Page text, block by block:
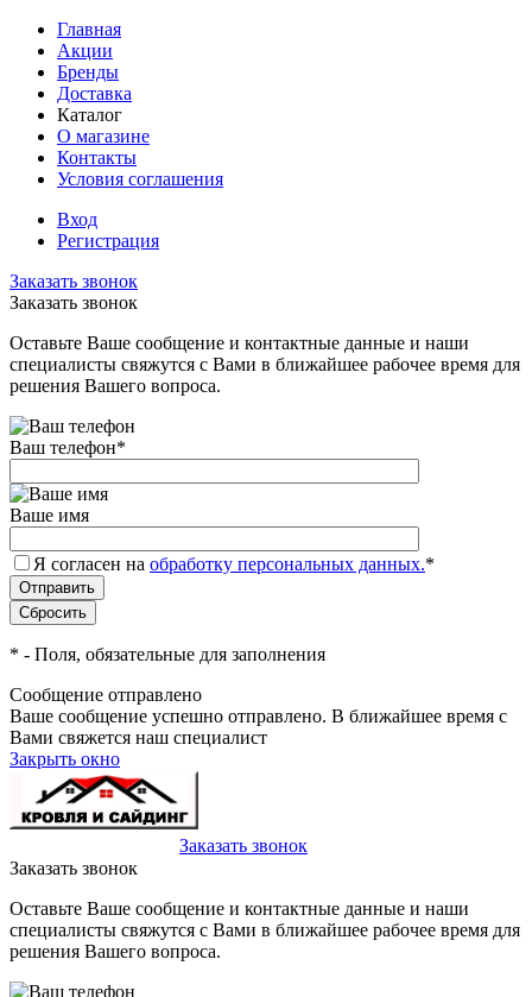
Главная
Акции
Бренды
Доставка
Каталог
О магазине
Контакты
Условия соглашения
Вход
Регистрация
Заказать звонок
Заказать звонок
Оставьте Ваше сообщение и контактные данные и наши
специалисты свяжутся с Вами в ближайшее рабочее время для
решения Вашего вопроса.
Ваш телефон*
Ваше имя
Я согласен на обработку персональных данных.*
* - Поля, обязательные для заполнения
Сообщение отправлено
Ваше сообщение успешно отправлено. В ближайшее время с
Вами свяжется наш специалист
Закрыть окно
Заказать звонок
Заказать звонок
Оставьте Ваше сообщение и контактные данные и наши
специалисты свяжутся с Вами в ближайшее рабочее время для
решения Вашего вопроса.